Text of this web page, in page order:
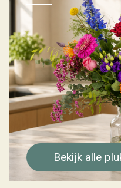
Bekijk alle